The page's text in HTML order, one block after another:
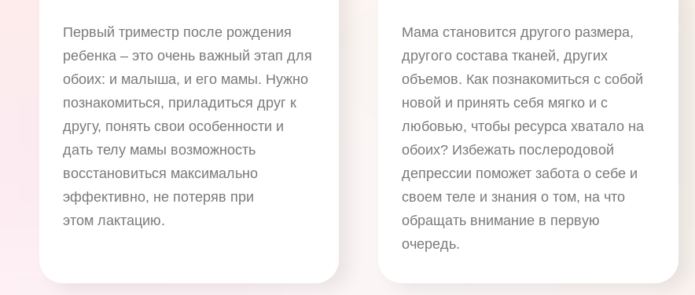
Первый триместр после рождения
ребенка – это очень важный этап для
обоих: и малыша, и его мамы. Нужно
познакомиться, приладиться друг к
другу, понять свои особенности и
дать телу мамы возможность
восстановиться максимально
эффективно, не потеряв при
этом лактацию.
Мама становится другого размера,
другого состава тканей, других
объемов. Как познакомиться с собой
новой и принять себя мягко и с
любовью, чтобы ресурса хватало на
обоих? Избежать послеродовой
депрессии поможет забота о себе и
своем теле и знания о том, на что
обращать внимание в первую
очередь.